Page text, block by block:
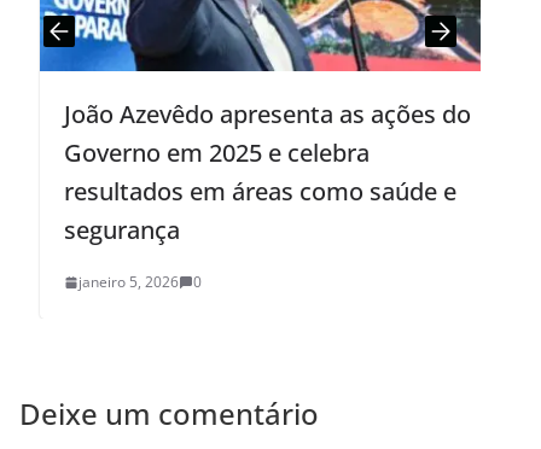
João Azevêdo apresenta as ações do
Governo em 2025 e celebra
resultados em áreas como saúde e
segurança
janeiro 5, 2026 0
Deixe um comentário